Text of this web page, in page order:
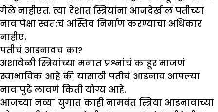
गेले नाहीएत. त्या देशात स्त्रियांना आजदेखील पतीच्या
नावापेक्षा स्वत:चं अस्तिव निर्माण करण्याचा अधिकार
नाहीए.
पतीचं आडनावच का?
अशावेळी स्त्रियांच्या मनात प्रश्नांचं काहूर माजणं
स्वाभाविक आहे की यासाठी पतीचं आडनाव आपल्या
नावापुढे लावणं किती योग्य आहे.
आजच्या नव्या युगात काही नामवंत स्त्रिया आडनावाच्या